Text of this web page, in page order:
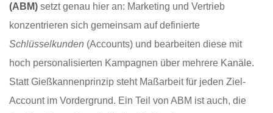
(ABM) setzt genau hier an: Marketing und Vertrieb
konzentrieren sich gemeinsam auf definierte
Schlüsselkunden (Accounts) und bearbeiten diese mit
hoch personalisierten Kampagnen über mehrere Kanäle.
Statt Gießkannenprinzip steht Maßarbeit für jeden Ziel-
Account im Vordergrund. Ein Teil von ABM ist auch, die